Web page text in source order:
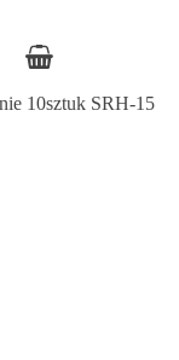
10sztuk SRH-15